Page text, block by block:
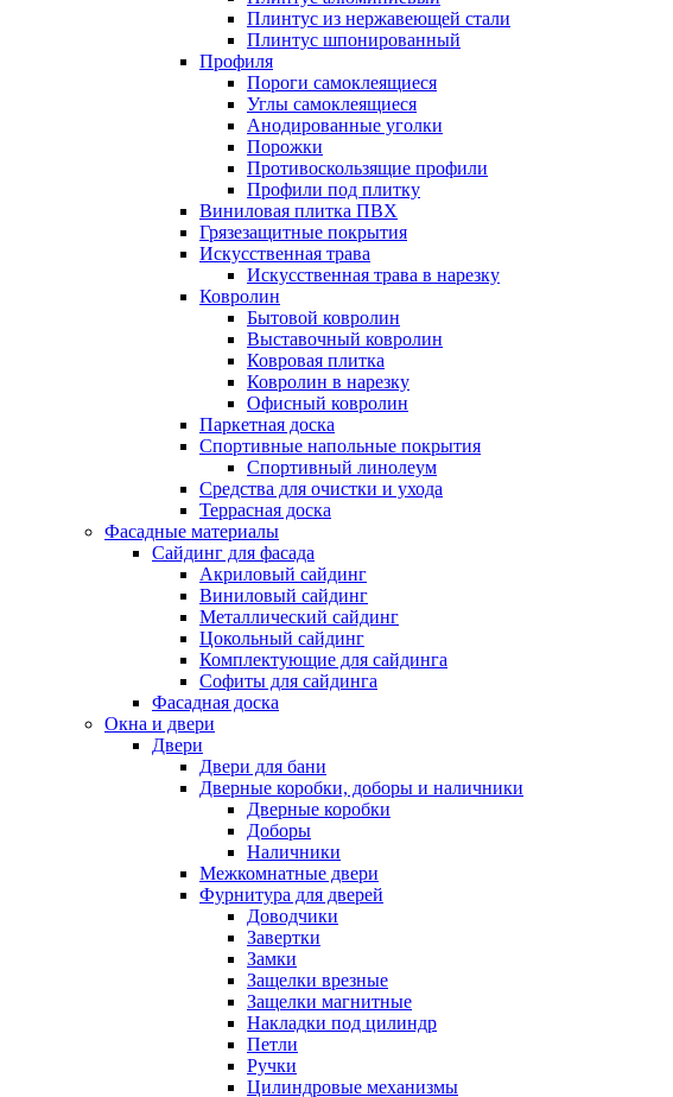
Плинтус из нержавеющей стали
Плинтус шпонированный
Профиля
Пороги самоклеящиеся
Углы самоклеящиеся
Анодированные уголки
Порожки
Противоскользящие профили
Профили под плитку
Виниловая плитка ПВХ
Грязезащитные покрытия
Искусственная трава
Искусственная трава в нарезку
Ковролин
Бытовой ковролин
Выставочный ковролин
Ковровая плитка
Ковролин в нарезку
Офисный ковролин
Паркетная доска
Спортивные напольные покрытия
Спортивный линолеум
Средства для очистки и ухода
Террасная доска
Фасадные материалы
Сайдинг для фасада
Акриловый сайдинг
Виниловый сайдинг
Металлический сайдинг
Цокольный сайдинг
Комплектующие для сайдинга
Софиты для сайдинга
Фасадная доска
Окна и двери
Двери
Двери для бани
Дверные коробки, доборы и наличники
Дверные коробки
Доборы
Наличники
Межкомнатные двери
Фурнитура для дверей
Доводчики
Завертки
Замки
Защелки врезные
Защелки магнитные
Накладки под цилиндр
Петли
Ручки
Цилиндровые механизмы